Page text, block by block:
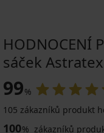
HODNOCENÍ
sáček Astratex
99%
105 zákazníků produkt
100% zákazníků